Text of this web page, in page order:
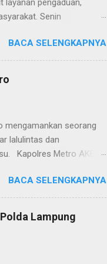
layanan pengaduan,
Senin
Kapolres Metro AKBP
memberikan
baik informasi
ketika telah
BACA SELENGKAPNYA
mengamankan seorang
lalulintas dan
Kapolres Metro AKBP
Taqwa, Jalan AH
Polres Metro
tepatnya di TL Taqwa
bongkar muat tepung
BACA SELENGKAPNYA
Lampung